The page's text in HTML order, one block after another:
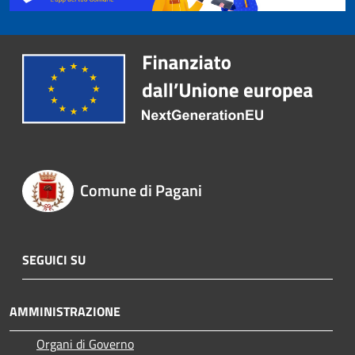
Comune di Pagani
SEGUICI SU
AMMINISTRAZIONE
Organi di Governo